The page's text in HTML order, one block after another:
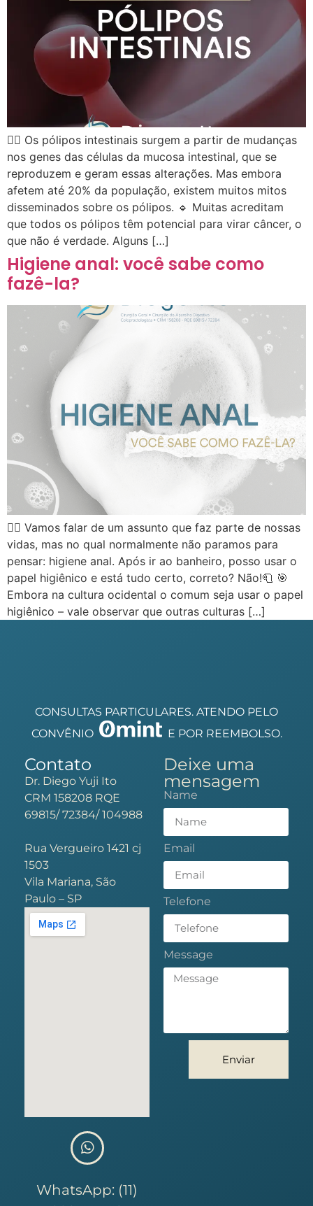
👉🏻 Os pólipos intestinais surgem a partir de mudanças
nos genes das células da mucosa intestinal, que se
reproduzem e geram essas alterações. Mas embora
afetem até 20% da população, existem muitos mitos
disseminados sobre os pólipos. 🔹 Muitas acreditam
que todos os pólipos têm potencial para virar câncer, o
que não é verdade. Alguns […]
Higiene anal: você sabe como
fazê-la?
👉🏻 Vamos falar de um assunto que faz parte de nossas
vidas, mas no qual normalmente não paramos para
pensar: higiene anal. Após ir ao banheiro, posso usar o
papel higiênico e está tudo certo, correto? Não!🧻 🎯
Embora na cultura ocidental o comum seja usar o papel
higiênico – vale observar que outras culturas […]
CONSULTAS PARTICULARES. ATENDO PELO
CONVÊNIO
E POR REEMBOLSO.
Contato
Dr. Diego Yuji Ito
CRM 158208 RQE
69815/ 72384/ 104988
Rua Vergueiro 1421 cj
1503
Vila Mariana, São
Paulo – SP
WhatsApp: (11)
Deixe uma
mensagem
Name
Email
Telefone
Message
Enviar